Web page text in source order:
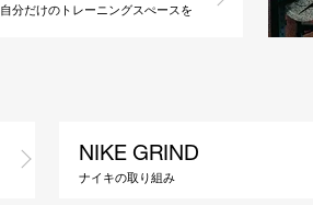
自分だけのトレーニングスぺースを
NIKE GRIND
ナイキの取り組み